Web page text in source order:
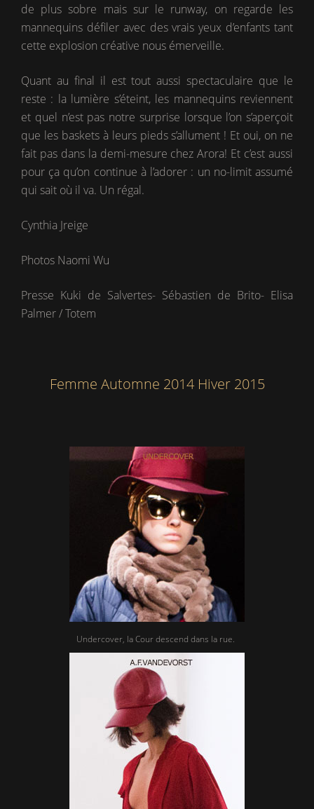
de plus sobre mais sur le runway, on regarde les
mannequins défiler avec des vrais yeux d’enfants tant
cette explosion créative nous émerveille.
Quant au final il est tout aussi spectaculaire que le
reste : la lumière s’éteint, les mannequins reviennent
et quel n’est pas notre surprise lorsque l’on s’aperçoit
que les baskets à leurs pieds s’allument ! Et oui, on ne
fait pas dans la demi-mesure chez Arora! Et c’est aussi
pour ça qu’on continue à l’adorer : un no-limit assumé
qui sait où il va. Un régal.
Cynthia Jreige
Photos Naomi Wu
Presse Kuki de Salvertes- Sébastien de Brito- Elisa
Palmer / Totem
Femme Automne 2014 Hiver 2015
Undercover, la Cour descend dans la rue.